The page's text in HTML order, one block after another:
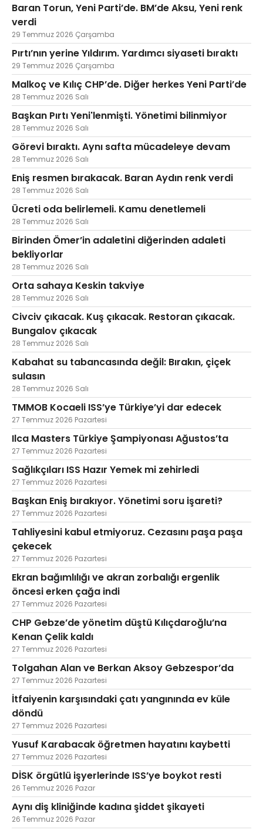
Baran Torun, Yeni Parti’de. BM’de Aksu, Yeni renk
verdi
29 Temmuz 2026 Çarşamba
Pırtı’nın yerine Yıldırım. Yardımcı siyaseti bıraktı
29 Temmuz 2026 Çarşamba
Malkoç ve Kılıç CHP’de. Diğer herkes Yeni Parti’de
28 Temmuz 2026 Salı
Başkan Pırtı Yeni'lenmişti. Yönetimi bilinmiyor
28 Temmuz 2026 Salı
Görevi bıraktı. Aynı safta mücadeleye devam
28 Temmuz 2026 Salı
Eniş resmen bırakacak. Baran Aydın renk verdi
28 Temmuz 2026 Salı
Ücreti oda belirlemeli. Kamu denetlemeli
28 Temmuz 2026 Salı
Birinden Ömer’in adaletini diğerinden adaleti
bekliyorlar
28 Temmuz 2026 Salı
Orta sahaya Keskin takviye
28 Temmuz 2026 Salı
Civciv çıkacak. Kuş çıkacak. Restoran çıkacak.
Bungalov çıkacak
28 Temmuz 2026 Salı
Kabahat su tabancasında değil: Bırakın, çiçek
sulasın
28 Temmuz 2026 Salı
TMMOB Kocaeli ISS’ye Türkiye’yi dar edecek
27 Temmuz 2026 Pazartesi
Ilca Masters Türkiye Şampiyonası Ağustos’ta
27 Temmuz 2026 Pazartesi
Sağlıkçıları ISS Hazır Yemek mi zehirledi
27 Temmuz 2026 Pazartesi
Başkan Eniş bırakıyor. Yönetimi soru işareti?
27 Temmuz 2026 Pazartesi
Tahliyesini kabul etmiyoruz. Cezasını paşa paşa
çekecek
27 Temmuz 2026 Pazartesi
Ekran bağımlılığı ve akran zorbalığı ergenlik
öncesi erken çağa indi
27 Temmuz 2026 Pazartesi
CHP Gebze’de yönetim düştü Kılıçdaroğlu’na
Kenan Çelik kaldı
27 Temmuz 2026 Pazartesi
Tolgahan Alan ve Berkan Aksoy Gebzespor’da
27 Temmuz 2026 Pazartesi
İtfaiyenin karşısındaki çatı yangınında ev küle
döndü
27 Temmuz 2026 Pazartesi
Yusuf Karabacak öğretmen hayatını kaybetti
27 Temmuz 2026 Pazartesi
DİSK örgütlü işyerlerinde ISS’ye boykot resti
26 Temmuz 2026 Pazar
Aynı diş kliniğinde kadına şiddet şikayeti
26 Temmuz 2026 Pazar